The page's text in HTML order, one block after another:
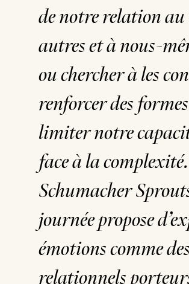
de notre relation
autres et à nous-
ou chercher à les
renforcer des
limiter notre
face à la
Schumacher
journée propose
émotions comme
relationnels